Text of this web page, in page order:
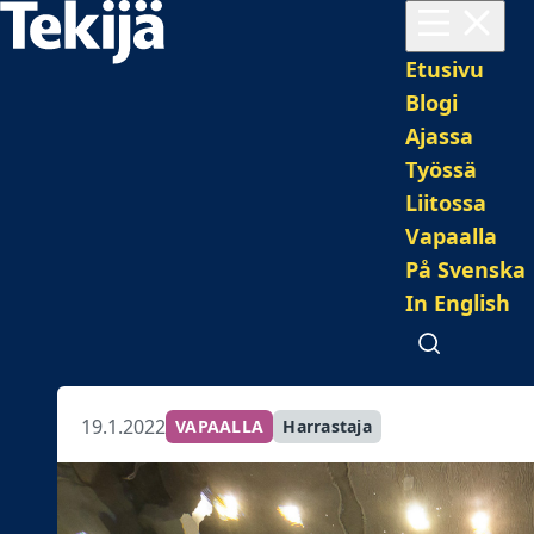
Etusivu
Blogi
Ajassa
Työssä
Liitossa
Vapaalla
På Svenska
In English
Avaa haku
19.1.2022 VAPAALLA Harrastaja